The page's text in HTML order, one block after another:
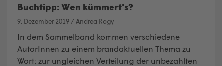
Buchtipp: Wen kümmert's?
9. Dezember 2019 /Andrea Rogy
In dem Sammelband kommen verschiedene
AutorInnen zu einem brandaktuellen Thema zu
Wort: zur ungleichen Verteilung der unbezahlten